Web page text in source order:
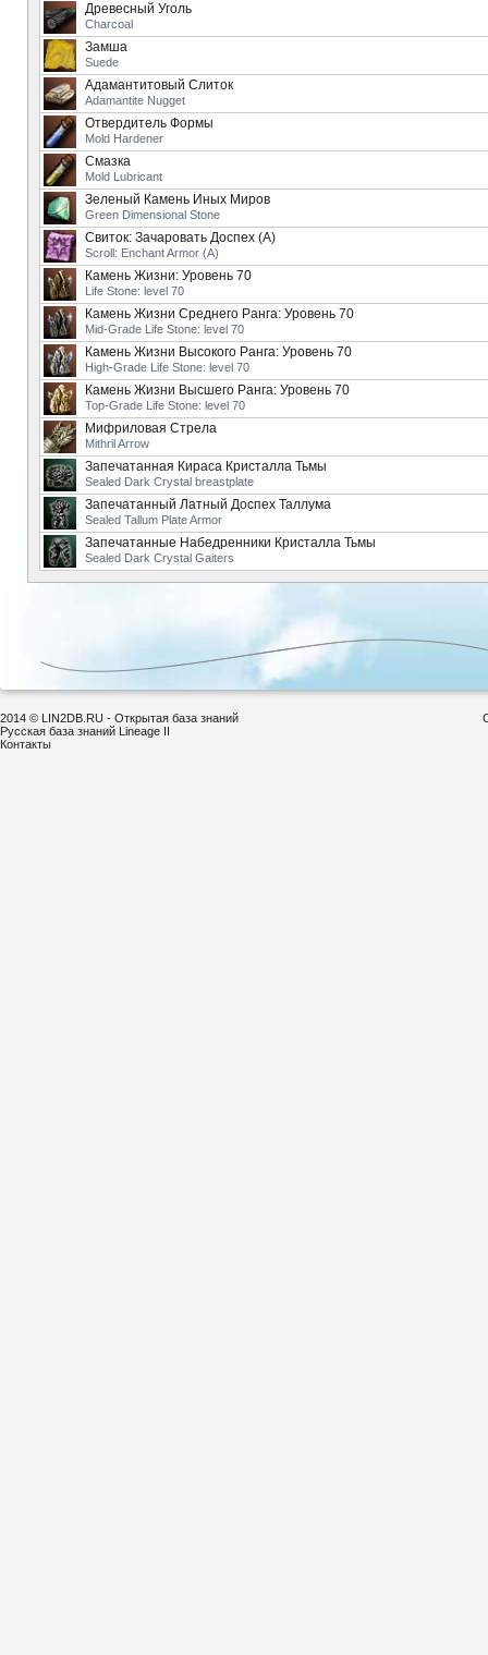
Древесный Уголь
Charcoal
Замша
Suede
Адамантитовый Слиток
Adamantite Nugget
Отвердитель Формы
Mold Hardener
Смазка
Mold Lubricant
Зеленый Камень Иных Миров
Green Dimensional Stone
Свиток: Зачаровать Доспех (А)
Scroll: Enchant Armor (A)
Камень Жизни: Уровень 70
Life Stone: level 70
Камень Жизни Среднего Ранга: Уровень 70
Mid-Grade Life Stone: level 70
Камень Жизни Высокого Ранга: Уровень 70
High-Grade Life Stone: level 70
Камень Жизни Высшего Ранга: Уровень 70
Top-Grade Life Stone: level 70
Мифриловая Стрела
Mithril Arrow
Запечатанная Кираса Кристалла Тьмы
Sealed Dark Crystal breastplate
Запечатанный Латный Доспех Таллума
Sealed Tallum Plate Armor
Запечатанные Набедренники Кристалла Тьмы
Sealed Dark Crystal Gaiters
2014 © LIN2DB.RU - Открытая база знаний
Русская база знаний Lineage II
Контакты